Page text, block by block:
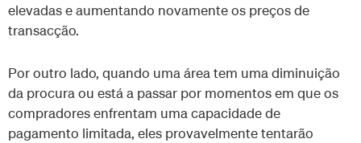
elevadas e aumentando novamente os preços de
transacção.
Por outro lado, quando uma área tem uma diminuição
da procura ou está a passar por momentos em que os
compradores enfrentam uma capacidade de
pagamento limitada, eles provavelmente tentarão